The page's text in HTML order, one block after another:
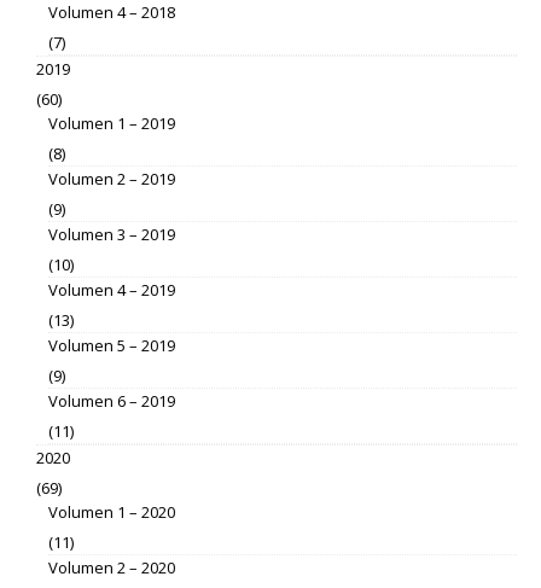
Volumen 4 – 2018
(7)
2019
(60)
Volumen 1 – 2019
(8)
Volumen 2 – 2019
(9)
Volumen 3 – 2019
(10)
Volumen 4 – 2019
(13)
Volumen 5 – 2019
(9)
Volumen 6 – 2019
(11)
2020
(69)
Volumen 1 – 2020
(11)
Volumen 2 – 2020